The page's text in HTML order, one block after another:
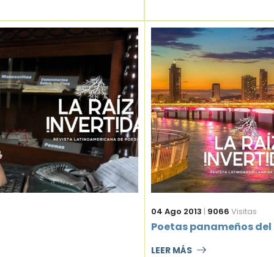
04 Ago 2013 | 9066 Visitas
Poetas panameños
LEER MÁS